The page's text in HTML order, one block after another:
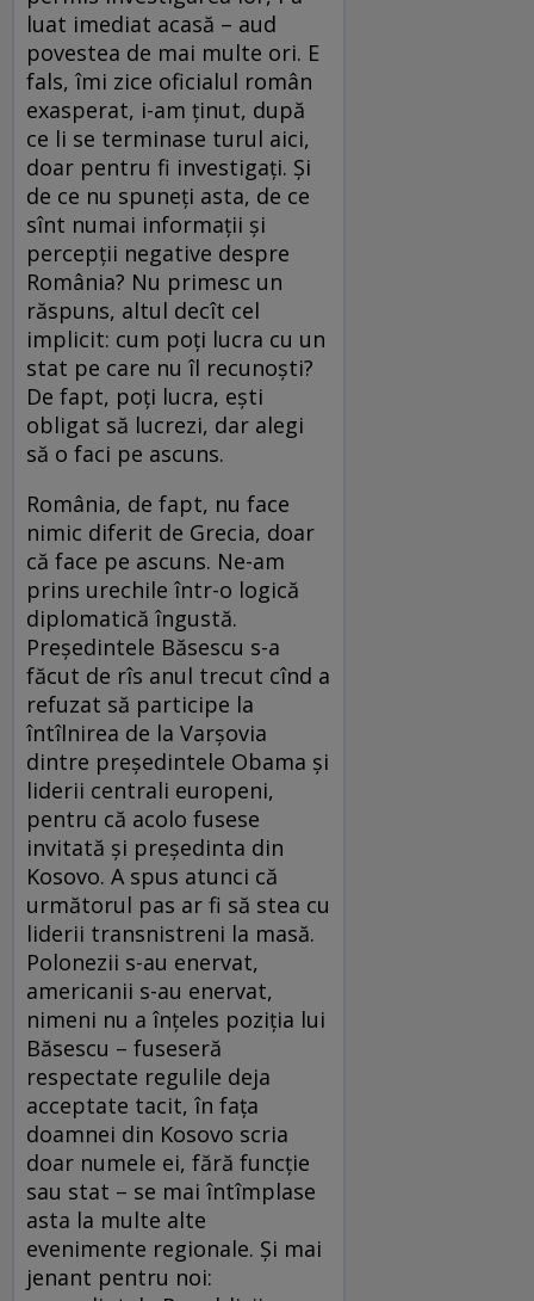
luat imediat acasă – aud
povestea de mai multe ori. E
fals, îmi zice oficialul român
exasperat, i-am ţinut, după
ce li se terminase turul aici,
doar pentru fi investigaţi. Şi
de ce nu spuneţi asta, de ce
sînt numai informaţii şi
percepţii negative despre
România? Nu primesc un
răspuns, altul decît cel
implicit: cum poţi lucra cu un
stat pe care nu îl recunoşti?
De fapt, poţi lucra, eşti
obligat să lucrezi, dar alegi
să o faci pe ascuns.
România, de fapt, nu face
nimic diferit de Grecia, doar
că face pe ascuns. Ne-am
prins urechile într-o logică
diplomatică îngustă.
Preşedintele Băsescu s-a
făcut de rîs anul trecut cînd a
refuzat să participe la
întîlnirea de la Varşovia
dintre preşedintele Obama şi
liderii centrali europeni,
pentru că acolo fusese
invitată şi preşedinta din
Kosovo. A spus atunci că
următorul pas ar fi să stea cu
liderii transnistreni la masă.
Polonezii s-au enervat,
americanii s-au enervat,
nimeni nu a înţeles poziţia lui
Băsescu – fuseseră
respectate regulile deja
acceptate tacit, în faţa
doamnei din Kosovo scria
doar numele ei, fără funcţie
sau stat – se mai întîmplase
asta la multe alte
evenimente regionale. Şi mai
jenant pentru noi: